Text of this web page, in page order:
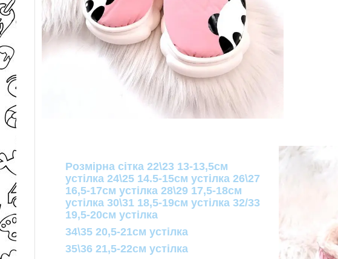
Розмірна сітка 22\23 13-13,5см
устілка 24\25 14.5-15см устілка 26\27
16,5-17см устілка 28\29 17,5-18см
устілка 30\31 18,5-19см устілка 32/33
19,5-20см устілка
34\35 20,5-21см устілка
35\36 21,5-22см устілка